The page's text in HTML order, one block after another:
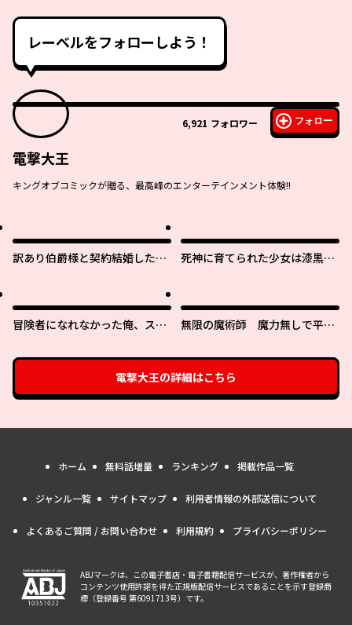
レーベルをフォローしよう！
6,921 フォロワー フォロー
電撃大王
キングオブコミックが贈る、最高峰のエンターテインメント体験!!
訳あり伯爵様と契約結婚した
死神に育てられた少女は漆黒の
冒険者になれなかった俺、スキ
の子を人助け!?
無限の魔術師 魔力無しで平民
の魔力持ち。
電撃大王の詳細はこちら
ホーム 無料話増量 ランキング 掲載作品一覧
ジャンル一覧 サイトマップ 利用者情報の外部送信について
よくあるご質問 / お問い合わせ 利用規約 プライバシーポリシー
ABJマークは、この電子書店・電子書籍配信サービスが、著作権者から
コンテンツ使用許諾を得た正規版配信サービスであることを示す登録商
標（登録番号 第6091713号）です。